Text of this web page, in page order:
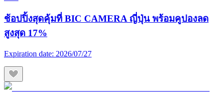
ช้อปปิ้งสุดคุ้มที่ BIC CAMERA ญี่ปุ่น พร้อมคูปองลด
สูงสุด 17%
Expiration date: 2026/07/27